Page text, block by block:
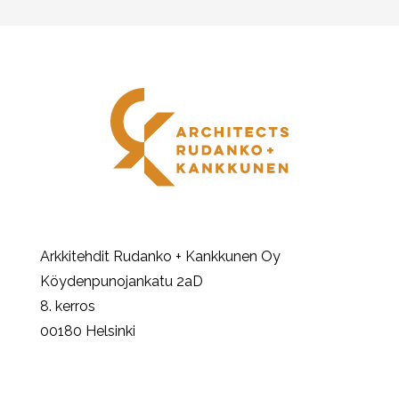
Arkkitehdit Rudanko + Kankkunen Oy
Köydenpunojankatu 2aD
8. kerros
00180 Helsinki